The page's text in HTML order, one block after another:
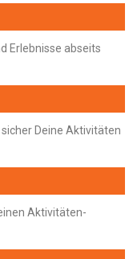
Erlebnisse abseits
Deine Aktivitäten
Aktivitäten-